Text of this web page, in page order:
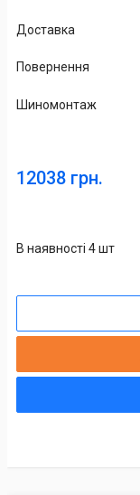
Доставка
Повернення
Шиномонтаж
12038 грн.
В наявності 4 шт